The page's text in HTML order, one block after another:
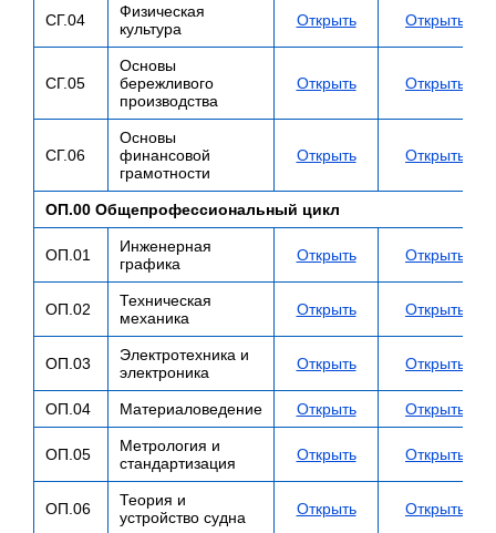
СГ.04
Физическая
культура
Открыть Открыть
СГ.05
Основы
бережливого
производства
Открыть Открыть
СГ.06
Основы
финансовой
грамотности
Открыть Открыть
ОП.00 Общепрофессиональный цикл
ОП.01
Инженерная
графика
Открыть Открыть
ОП.02
Техническая
механика
Открыть Открыть
ОП.03
Электротехника и
электроника
Открыть Открыть
ОП.04 Материаловедение Открыть Открыть
ОП.05
Метрология и
стандартизация
Открыть Открыть
ОП.06
Теория и
устройство судна
Открыть Открыть